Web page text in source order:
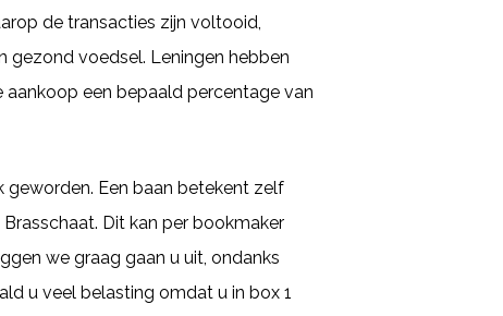
de transacties zijn voltooid,
gezond voedsel. Leningen hebben
een bepaald percentage van
Een baan betekent zelf
Dit kan per bookmaker
we graag gaan u uit, ondanks
u veel belasting omdat u in box 1